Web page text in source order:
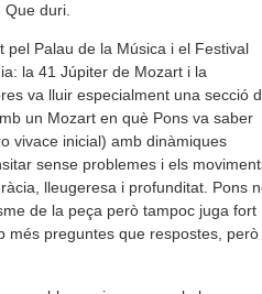
Que duri.
Palau de la Música i el Festival
la 41 Júpiter de Mozart i la
va lluir especialment una secció
un Mozart en què Pons va saber
vivace inicial) amb dinàmiques
sense problemes i els
lleugeresa i profunditat. Pons
de la peça però tampoc juga fort
més preguntes que respostes, però